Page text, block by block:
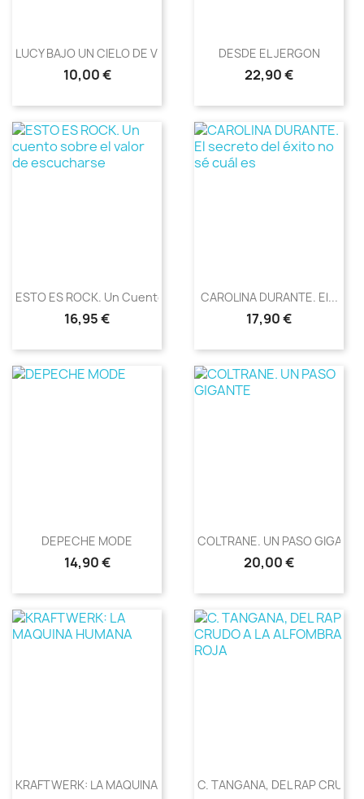
LUCY BAJO UN CIELO DE VINILOS
Precio
10,00 €
DESDE EL JERGON
Precio
22,90 €
ESTO ES ROCK. Un Cuento...
Precio
16,95 €
CAROLINA DURANTE. El...
Precio
17,90 €
DEPECHE MODE
Precio
14,90 €
COLTRANE. UN PASO GIGANTE
Precio
20,00 €
KRAFTWERK: LA MAQUINA HUMANAC. TANGANA, DEL RAP CRUDO